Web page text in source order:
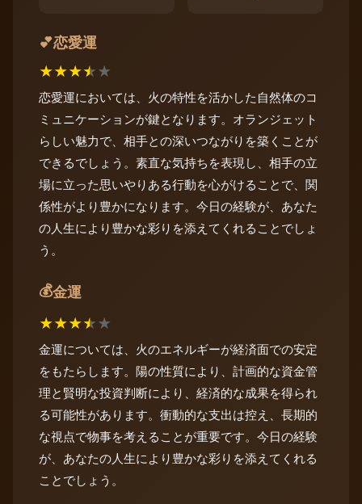
💕恋愛運
★★★★★
恋愛運においては、火の特性を活かした自然体のコ
ミュニケーションが鍵となります。オランジェット
らしい魅力で、相手との深いつながりを築くことが
できるでしょう。素直な気持ちを表現し、相手の立
場に立った思いやりある行動を心がけることで、関
係性がより豊かになります。今日の経験が、あなた
の人生により豊かな彩りを添えてくれることでしょ
う。
💰金運
★★★★★
金運については、火のエネルギーが経済面での安定
をもたらします。陽の性質により、計画的な資金管
理と賢明な投資判断により、経済的な成果を得られ
る可能性があります。衝動的な支出は控え、長期的
な視点で物事を考えることが重要です。今日の経験
が、あなたの人生により豊かな彩りを添えてくれる
ことでしょう。